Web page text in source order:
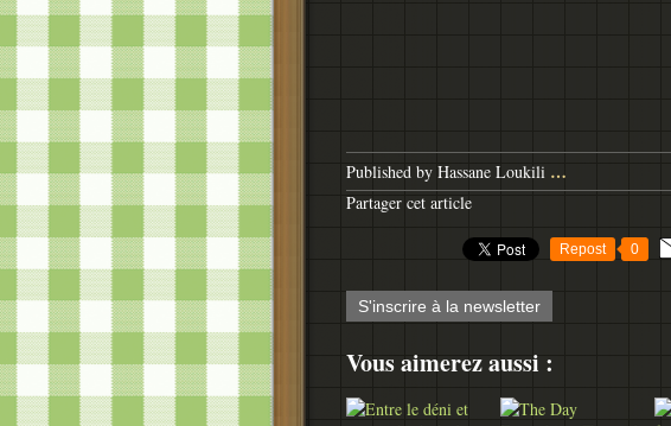
Published by Hassane Loukili …
Partager cet article
Repost 0
S'inscrire à la newsletter
Vous aimerez aussi :